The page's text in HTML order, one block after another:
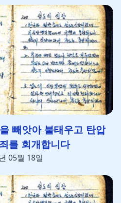
빼앗아 불태우고 탄압
를 회개합니다
05월 18일